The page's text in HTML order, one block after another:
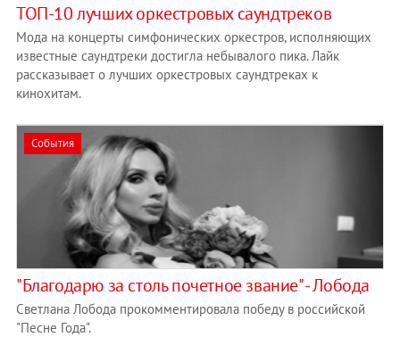
ТОП-10 лучших оркестровых саундтреков
Мода на концерты симфонических оркестров, исполняющих
известные саундтреки достигла небывалого пика. Лайк
рассказывает о лучших оркестровых саундтреках к
кинохитам.
События
"Благодарю за столь почетное звание" - Лобода
Светлана Лобода прокомментировала победу в российской
"Песне Года".